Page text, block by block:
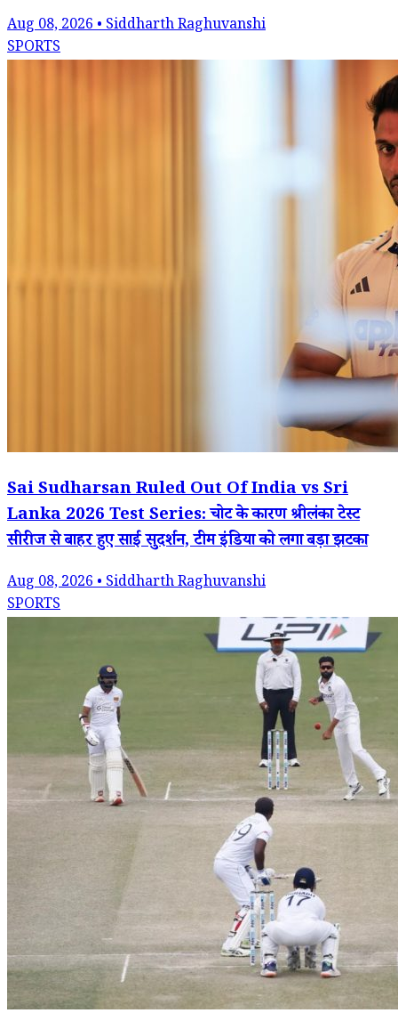
Aug 08, 2026 • Siddharth Raghuvanshi
SPORTS
Sai Sudharsan Ruled Out Of India vs Sri
Lanka 2026 Test Series: चोट के कारण श्रीलंका टेस्ट
सीरीज से बाहर हुए साई सुदर्शन, टीम इंडिया को लगा बड़ा झटका
Aug 08, 2026 • Siddharth Raghuvanshi
SPORTS